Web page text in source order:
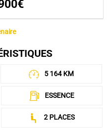
5 164 KM
ESSENCE
2 PLACES